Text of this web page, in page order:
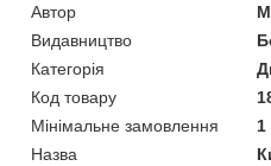
Автор
Видавництво
Категорія
Код товару
Мінімальне замовлення
1
Назва